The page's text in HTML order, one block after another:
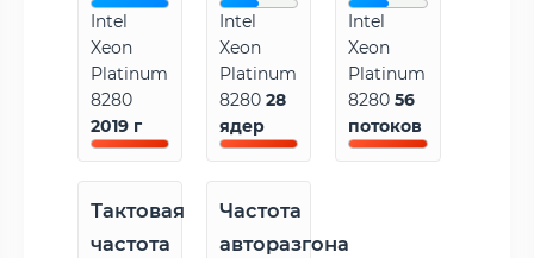
Intel
Xeon
Platinum
8280
2019 г
Intel
Xeon
Platinum
828028
ядер
Intel
Xeon
Platinum
828056
потоков
Тактовая
частота
Частота
авторазгона